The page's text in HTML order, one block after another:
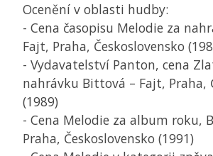
Ocenění v oblasti hudby:
- Cena časopisu Melodie za
Fajt, Praha, Československo
- Vydavatelství Panton, cena
nahrávku Bittová – Fajt, Praha,
(1989)
- Cena Melodie za album roku,
Praha, Československo (1991)